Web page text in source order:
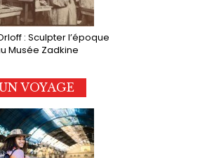
: Sculpter l’époque
Musée Zadkine
VOYAGE